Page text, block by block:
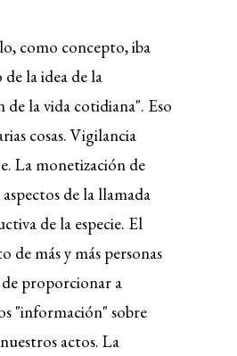
como concepto, iba
la idea de la
de la vida cotidiana". Eso
cosas. Vigilancia
La monetización de
aspectos de la llamada
de la especie. El
de más y más personas
proporcionar a
"información" sobre
actos. La